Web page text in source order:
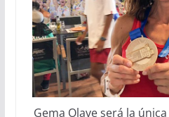
Gema Olave será la